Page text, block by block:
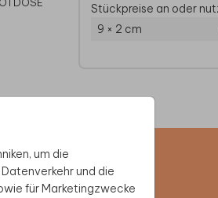
um die
und die
für Marketingzwecke
Stückpreise an oder
9 × 2 cm